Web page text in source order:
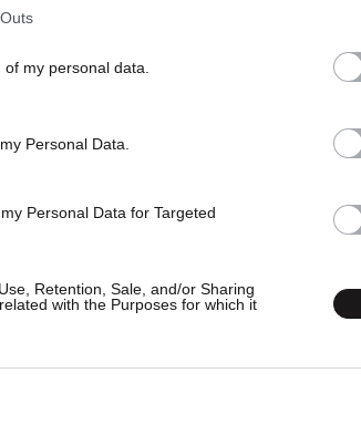
my personal data.
Personal Data.
Personal Data for Targeted
Retention, Sale, and/or Sharing
with the Purposes for which it
τον 54χρονο στο
την ύπαρξη των
φαίνεται πως έδεσαν το
και πέταξαν το
της ΕΛ.ΑΣ. με τη συνδρομή